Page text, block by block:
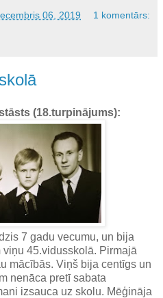
06, 2019 1 komentārs:
(18.turpinājums):
7 gadu vecumu, un bija
45.vidusskolā. Pirmajā
mācībās. Viņš bija centīgs un
nenāca pretī sabata
izsauca uz skolu. Mēģināja